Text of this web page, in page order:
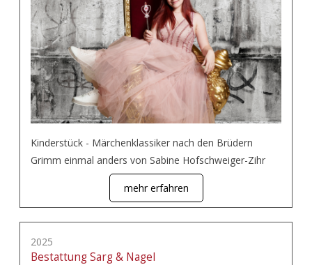
Kinderstück - Märchenklassiker nach den Brüdern
Grimm einmal anders von Sabine Hofschweiger-Zihr
mehr erfahren
2025
Bestattung Sarg & Nagel